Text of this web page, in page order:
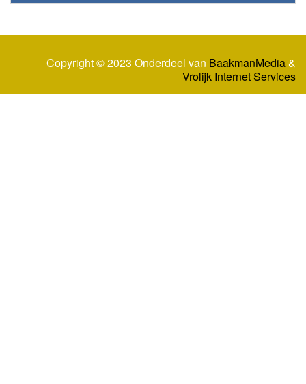
Copyright © 2023 Onderdeel van BaakmanMedia&
Vrolijk Internet Services